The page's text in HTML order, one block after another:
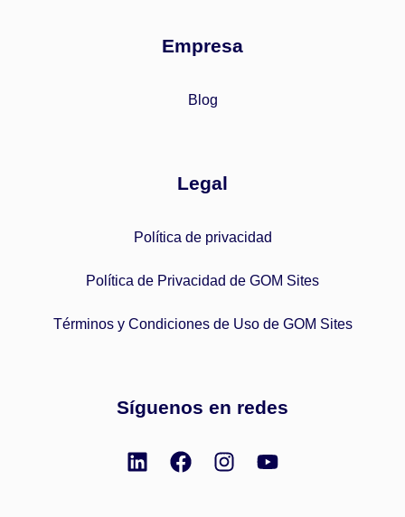
Empresa
Blog
Legal
Política de privacidad
Política de Privacidad de GOM Sites
Términos y Condiciones de Uso de GOM Sites
Síguenos en redes